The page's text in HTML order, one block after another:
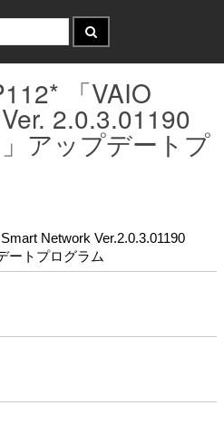
「VAIO
2.0.3.01190
アップデートプ
Network Ver.2.0.3.01190
ートプログラム